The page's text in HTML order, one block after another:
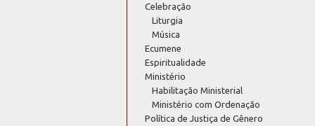
Celebração
Liturgia
Música
Ecumene
Espiritualidade
Ministério
Habilitação Ministerial
Ministério com Ordenação
Política de Justiça de Gênero